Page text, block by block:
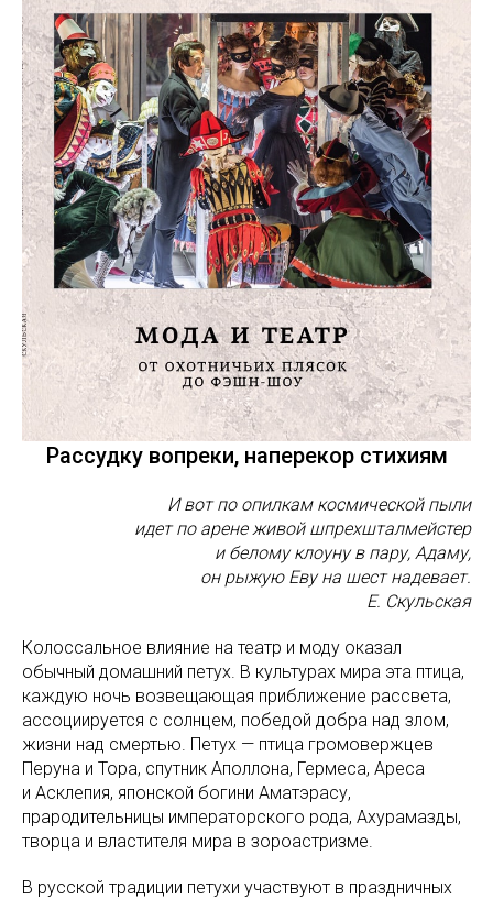
Рассудку вопреки, наперекор стихиям
И вот по опилкам космической пыли
идет по арене живой шпрехшталмейстер
и белому клоуну в пару, Адаму,
он рыжую Еву на шест надевает.
Е. Скульская
Колоссальное влияние на театр и моду оказал
обычный домашний петух. В культурах мира эта птица,
каждую ночь возвещающая приближение рассвета,
ассоциируется с солнцем, победой добра над злом,
жизни над смертью. Петух — птица громовержцев
Перуна и Тора, спутник Аполлона, Гермеса, Ареса
и Асклепия, японской богини Аматэрасу,
прародительницы императорского рода, Ахурамазды,
творца и властителя мира в зороастризме.
В русской традиции петухи участвуют в праздничных